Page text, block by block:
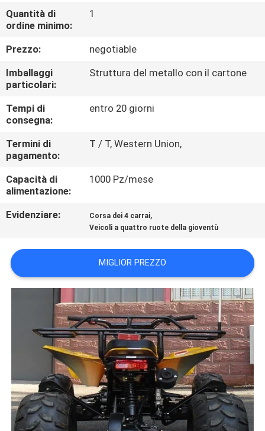
CONTROLLO
DI
QUALITÀ
CONTATTICI
RICHIEDA
UNA
CITAZIONE
DEL
SITO
POLITICA
PRIVACY
Quantità di
ordine minimo:
1
Prezzo:
negotiable
Imballaggi
particolari:
Struttura del metallo con il cartone
Tempi di
consegna:
entro 20 giorni
Termini di
pagamento:
T / T, Western Union,
Capacità di
alimentazione:
1000 Pz/mese
Evidenziare: Corsa dei 4 carrai,
Veicoli a quattro ruote della gioventù
MIGLIOR PREZZO